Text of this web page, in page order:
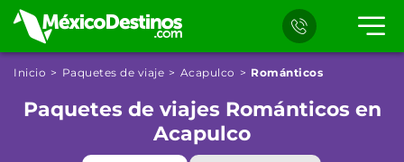
Inicio Paquetes de viaje Acapulco Románticos
Paquetes de viajes Románticos en
Acapulco